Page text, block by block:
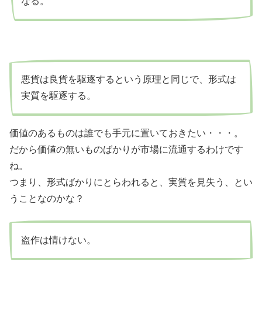
悪貨は良貨を駆逐するという原理と同じで、形式は
実質を駆逐する。
価値のあるものは誰でも手元に置いておきたい・・・。
だから価値の無いものばかりが市場に流通するわけです
ね。
つまり、形式ばかりにとらわれると、実質を見失う、とい
うことなのかな？
盗作は情けない。